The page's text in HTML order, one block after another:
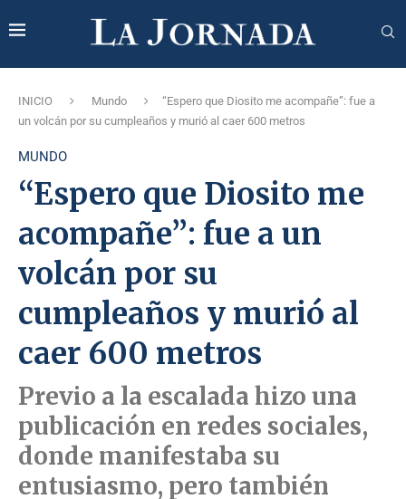
INICIO Mundo
“Espero que Diosito me acompañe”: fue a
un volcán por su cumpleaños y murió al caer 600 metros
MUNDO
“Espero que Diosito me
acompañe”: fue a un
volcán por su
cumpleaños y murió al
caer 600 metros
Previo a la escalada hizo una
publicación en redes sociales,
donde manifestaba su
entusiasmo, pero también